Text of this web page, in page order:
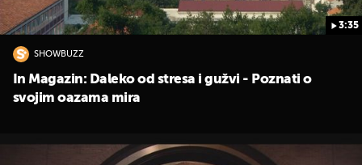
3:35
SHOWBUZZ
In Magazin: Daleko od stresa i gužvi - Poznati o
svojim oazama mira